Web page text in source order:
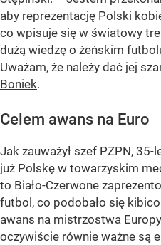
aby reprezentację Polski
co wpisuje się w światowy
dużą wiedzę o żeńskim
Uważam, że należy dać jej
Boniek.
Celem awans na Euro
Jak zauważył szef PZPN,
już Polskę w towarzyskim
to Biało-Czerwone
futbol, co podobało się
awans na mistrzostwa
oczywiście równie ważne są